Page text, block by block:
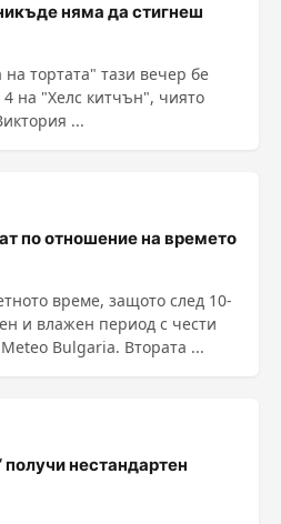
няма да стигнеш
тортата" тази вечер бе
4 на "Хелс китчън", чиято
...
по отношение на времето
време, защото след 10-
и влажен период с чести
валежи, съобщават от Meteo Bulgaria. Втората ...
нестандартен